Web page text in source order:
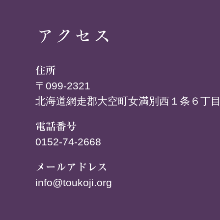
アクセス
住所
〒099-2321
北海道網走郡大空町女満別西１条６丁
電話番号
0152-74-2668
メールアドレス
info@toukoji.org